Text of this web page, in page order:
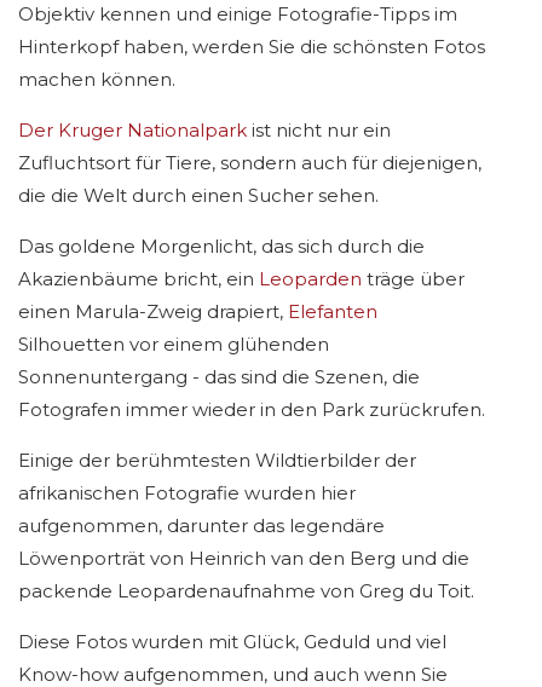
Objektiv kennen und einige Fotografie-Tipps im
Hinterkopf haben, werden Sie die schönsten Fotos
machen können.
Der Kruger Nationalpark ist nicht nur ein
Zufluchtsort für Tiere, sondern auch für diejenigen,
die die Welt durch einen Sucher sehen.
Das goldene Morgenlicht, das sich durch die
Akazienbäume bricht, ein Leoparden träge über
einen Marula-Zweig drapiert, Elefanten
Silhouetten vor einem glühenden
Sonnenuntergang - das sind die Szenen, die
Fotografen immer wieder in den Park zurückrufen.
Einige der berühmtesten Wildtierbilder der
afrikanischen Fotografie wurden hier
aufgenommen, darunter das legendäre
Löwenporträt von Heinrich van den Berg und die
packende Leopardenaufnahme von Greg du Toit.
Diese Fotos wurden mit Glück, Geduld und viel
Know-how aufgenommen, und auch wenn Sie